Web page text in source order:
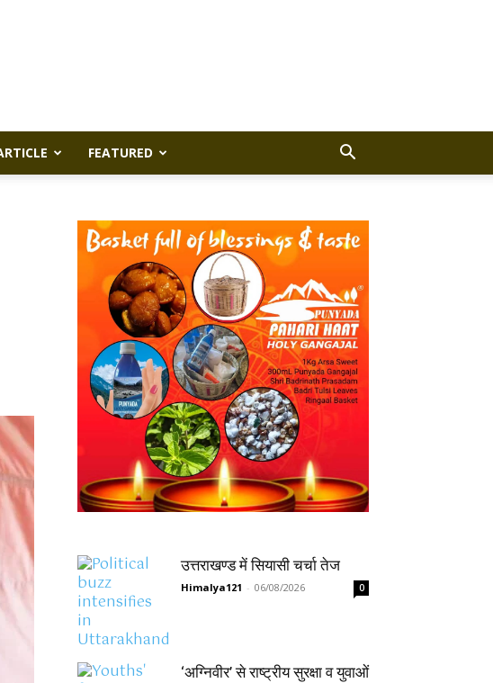
FEATURED
उत्तराखण्ड में सियासी चर्चा तेज
Himalya121 - 06/08/2026 0
‘अग्निवीर’ से राष्ट्रीय सुरक्षा व युवाओं